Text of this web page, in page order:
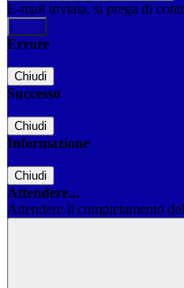
E-mail inviata, si prega di
Errore
Chiudi
Successo
Chiudi
Informazione
Chiudi
Attendere...
Attendere il completamento